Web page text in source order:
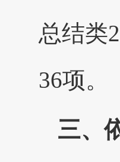
总结类
36项。
三、